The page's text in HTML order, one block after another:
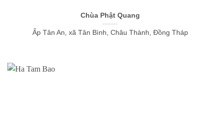
Chùa Phật Quang
Ấp Tân An, xã Tân Bình, Châu Thành, Đồng Tháp